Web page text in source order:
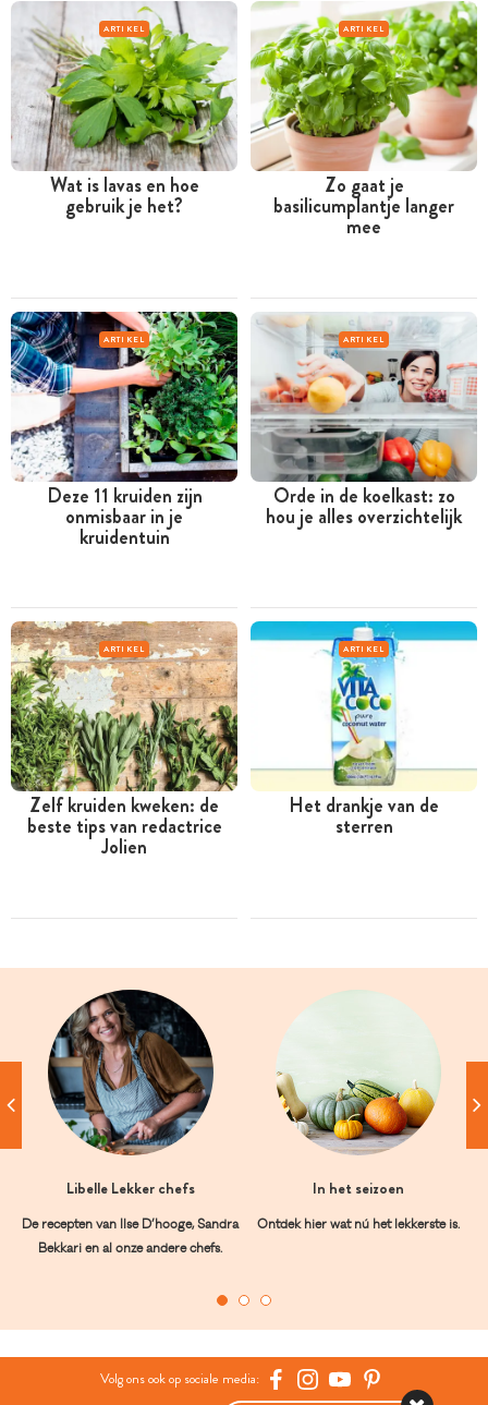
ARTIKEL
Wat is lavas en hoe
gebruik je het?
ARTIKEL
Zo gaat je
basilicumplantje langer
mee
ARTIKEL
Deze 11 kruiden zijn
onmisbaar in je
kruidentuin
ARTIKEL
Orde in de koelkast: zo
hou je alles overzichtelijk
ARTIKEL
Zelf kruiden kweken: de
beste tips van redactrice
Jolien
ARTIKEL
Het drankje van de
sterren
Libelle Lekker chefs
De recepten van Ilse D’hooge, Sandra
Bekkari en al onze andere chefs.
In het seizoen
Ontdek hier wat nú het lekkerste is.
Volg ons ook op sociale media: